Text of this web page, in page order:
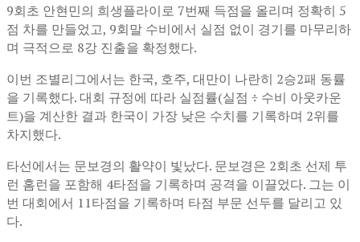
9회초 안현민의 희생플라이로 7번째 득점을 올리며 정확히 5
점 차를 만들었고, 9회말 수비에서 실점 없이 경기를 마무리하
며 극적으로 8강 진출을 확정했다.
이번 조별리그에서는 한국, 호주, 대만이 나란히 2승2패 동률
을 기록했다. 대회 규정에 따라 실점률(실점 ÷ 수비 아웃카운
트)을 계산한 결과 한국이 가장 낮은 수치를 기록하며 2위를
차지했다.
타선에서는 문보경의 활약이 빛났다. 문보경은 2회초 선제 투
런 홈런을 포함해 4타점을 기록하며 공격을 이끌었다. 그는 이
번 대회에서 11타점을 기록하며 타점 부문 선두를 달리고 있
다.